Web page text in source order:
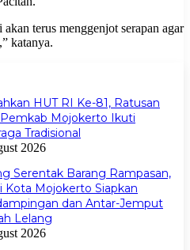
terus menggenjot serapan agar
katanya.
HUT RI Ke-81, Ratusan
Mojokerto Ikuti
Tradisional
2026
Serentak Barang Rampasan,
Kota Mojokerto Siapkan
dan Antar-Jemput
Lelang
2026